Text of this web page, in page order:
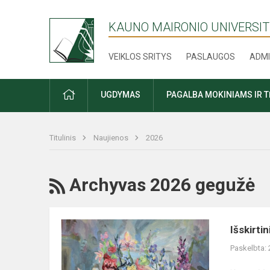
KAUNO MAIRONIO
VEIKLOS SRITYS PASLAUGOS
PRADŽIAUGDYMAS PAGALBA MOKINIAMS IR
Titulinis Naujienos 2026
RSS
Archyvas 2026 gegužė
Išskirtinis
gimnazisčių
įvertinimas
Paskelbta: